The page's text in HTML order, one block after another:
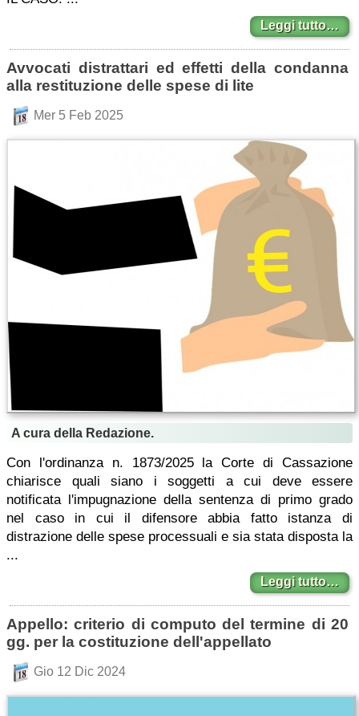
Leggi tutto…
Avvocati distrattari ed effetti della condanna
alla restituzione delle spese di lite
Mer 5 Feb 2025
A cura della Redazione.
Con l'ordinanza n. 1873/2025 la Corte di Cassazione
chiarisce quali siano i soggetti a cui deve essere
notificata l'impugnazione della sentenza di primo grado
nel caso in cui il difensore abbia fatto istanza di
distrazione delle spese processuali e sia stata disposta la
...
Leggi tutto…
Appello: criterio di computo del termine di 20
gg. per la costituzione dell'appellato
Gio 12 Dic 2024